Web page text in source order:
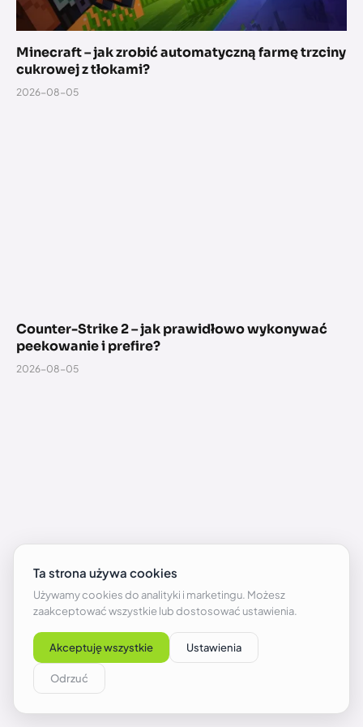
Minecraft – jak zrobić automatyczną farmę trzciny
cukrowej z tłokami?
2026-08-05
Counter-Strike 2 – jak prawidłowo wykonywać
peekowanie i prefire?
2026-08-05
PS Plus w sierpniu z nowymi bonusami – aż 6 gier
za darmo z dodatkami
2026-08-05